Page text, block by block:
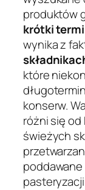
produktów
krótki
wynika z
które
konserw.
różni się od
świeżych